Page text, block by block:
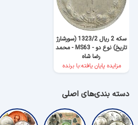
سکه 2 ریال 1323/2 (سورشارژ
تاریخ) نوع دو - MS63 - محمد
رضا شاه
مزایده پایان یافته:با برنده
دسته بندی‌های اصلی